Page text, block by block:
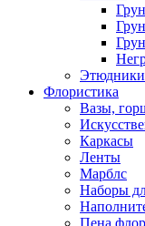
Этюдники
Флористика
Вазы,
Каркасы
Ленты
Марблс
Наборы
Пена